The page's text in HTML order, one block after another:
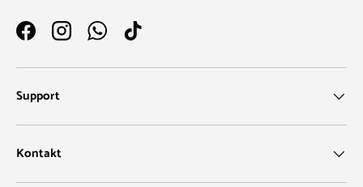
FacebookInstagramWhatsAppTikTok
Support
Kontakt